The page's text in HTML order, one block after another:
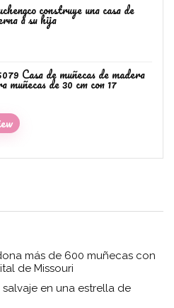
construye una casa de
a su hija
Casa de muñecas de madera
muñecas de 30 cm con 17
más de 600 muñecas con
de Missouri
en una estrella de